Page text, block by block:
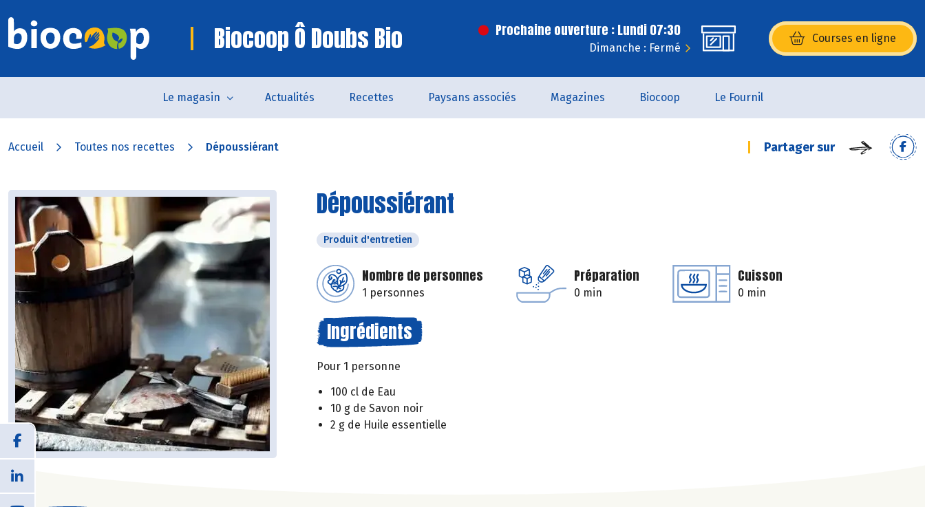
Biocoop Ô Doubs Bio Prochaine ouverture : Lundi 07:30
Dimanche : Fermé
Courses en ligne
(s’ouvre dans une nouvelle
Le magasin Actualités Recettes Paysans associés Magazines Biocoop Le Fournil
Accueil Toutes nos recettes Dépoussiérant Partager sur
Dépoussiérant
Produit d'entretien
Nombre de personnes
1 personnes
Préparation
0 min
Cuisson
0 min
Ingrédients
Pour 1 personne
100 cl de Eau
10 g de Savon noir
2 g de Huile essentielle